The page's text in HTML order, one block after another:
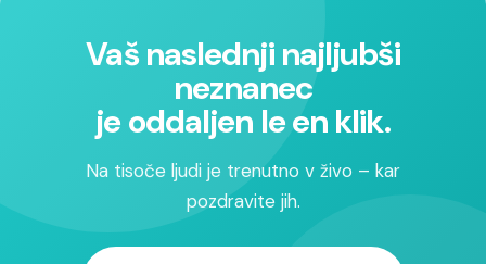
Vaš naslednji najljubši
neznanec
je oddaljen le en klik.
Na tisoče ljudi je trenutno v živo – kar
pozdravite jih.